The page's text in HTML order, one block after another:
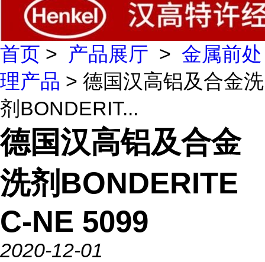
首页 > 产品展厅 > 金属前处
理产品 > 德国汉高铝及合金洗
剂BONDERIT...
德国汉高铝及合金
洗剂BONDERITE
C-NE 5099
2020-12-01